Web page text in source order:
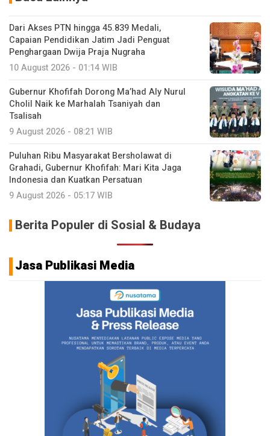
Dari Akses PTN hingga 45.839 Medali,
Capaian Pendidikan Jatim Jadi Penguat
Penghargaan Dwija Praja Nugraha
10 August 2026 - 01:14 WIB
Gubernur Khofifah Dorong Ma’had Aly Nurul
Cholil Naik ke Marhalah Tsaniyah dan
Tsalisah
9 August 2026 - 08:21 WIB
Puluhan Ribu Masyarakat Bersholawat di
Grahadi, Gubernur Khofifah: Mari Kita Jaga
Indonesia dan Kuatkan Persatuan
9 August 2026 - 05:17 WIB
Berita Populer di Sosial & Budaya
Jasa Publikasi Media